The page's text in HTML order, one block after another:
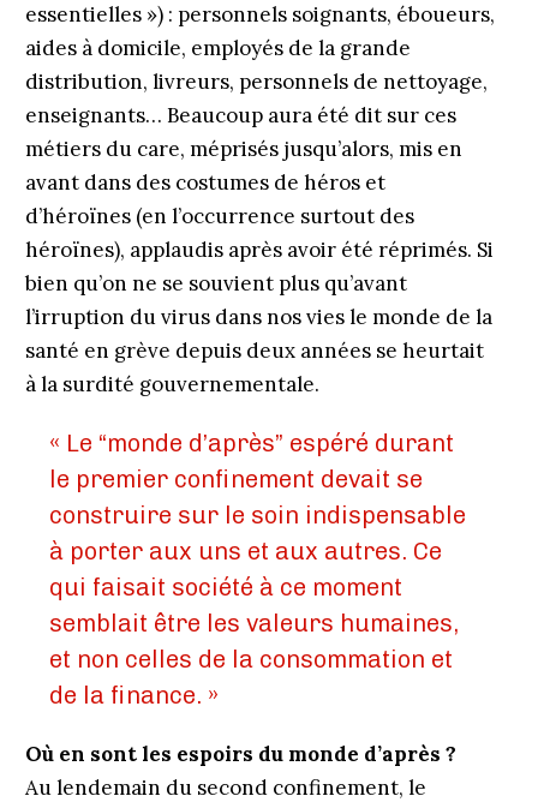
essentielles ») : personnels soignants, éboueurs,
aides à domicile, employés de la grande
distribution, livreurs, personnels de nettoyage,
enseignants… Beaucoup aura été dit sur ces
métiers du care, méprisés jusqu’alors, mis en
avant dans des costumes de héros et
d’héroïnes (en l’occurrence surtout des
héroïnes), applaudis après avoir été réprimés. Si
bien qu’on ne se souvient plus qu’avant
l’irruption du virus dans nos vies le monde de la
santé en grève depuis deux années se heurtait
à la surdité gouvernementale.
« Le “monde d’après” espéré durant
le premier confinement devait se
construire sur le soin indispensable
à porter aux uns et aux autres. Ce
qui faisait société à ce moment
semblait être les valeurs humaines,
et non celles de la consommation et
de la finance. »
Où en sont les espoirs du monde d’après ?
Au lendemain du second confinement, le